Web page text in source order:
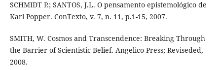
SCHMIDT P.; SANTOS, J.L. O pensamento epistemológico de
Karl Popper. ConTexto, v. 7, n. 11, p.1-15, 2007.
SMITH, W. Cosmos and Transcendence: Breaking Through
the Barrier of Scientistic Belief. Angelico Press; Reviseded,
2008.